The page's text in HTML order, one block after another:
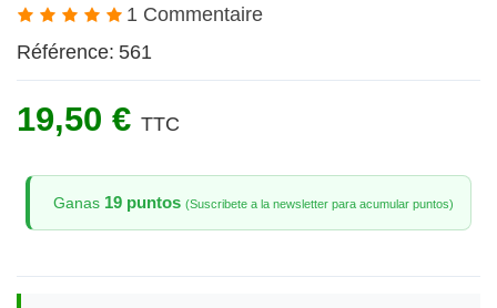
1 Commentaire
Référence: 561
19,50 € TTC
Ganas 19 puntos (Suscribete a la newsletter para acumular puntos)